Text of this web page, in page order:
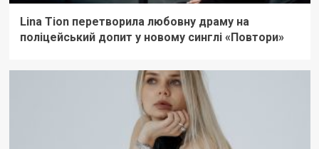
Lina Tion перетворила любовну драму на
поліцейський допит у новому синглі «Повтори»